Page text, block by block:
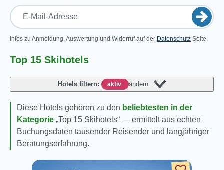
Infos zu Anmeldung, Auswertung und Widerruf auf der Datenschutz Seite.
Top 15 Skihotels
Hotels filtern: aktiv ändern
Diese Hotels gehören zu den beliebtesten in der
Kategorie Top 15 Skihotels — ermittelt aus echten
Buchungsdaten tausender Reisender und langjähriger
Beratungserfahrung.